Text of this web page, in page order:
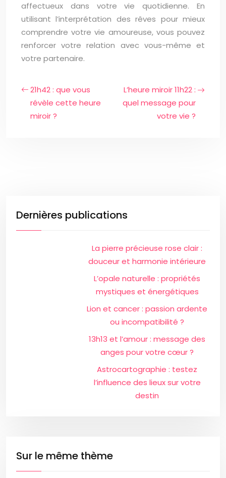
affectueux dans votre vie quotidienne. En
utilisant l’interprétation des rêves pour mieux
comprendre votre vie amoureuse, vous pouvez
renforcer votre relation avec vous-même et
votre partenaire.
21h42 : que vous
révèle cette heure
miroir ?
L’heure miroir 11h22 :
quel message pour
votre vie ?
Dernières publications
La pierre précieuse rose clair :
douceur et harmonie intérieure
L’opale naturelle : propriétés
mystiques et énergétiques
Lion et cancer : passion ardente
ou incompatibilité ?
13h13 et l’amour : message des
anges pour votre cœur ?
Astrocartographie : testez
l’influence des lieux sur votre
destin
Sur le même thème